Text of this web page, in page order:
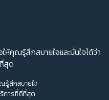
ห้คุณรู้สึกสบายใจและมั่นใจได้ว่า
สุด
รู้สึกสบายใจ
การที่ดีที่สุด